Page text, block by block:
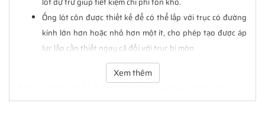
Ống lót côn được thiết kế để có thể lắp với trục có đường
kính lớn hơn hoặc nhỏ hơn một ít, cho phép tạo được áp
lực lắp cần thiết ngay cả đối với trục bị mòn.
ống lót măng xông
chính hãng SKF
Xem thêm